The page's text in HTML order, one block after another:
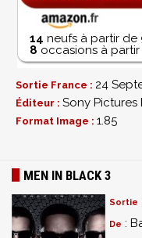
14 neufs à partir de
8 occasions à
Sortie France : 24
Éditeur : Sony Pictures
Format Image : 1.85
MEN IN BLACK 3
Sortie
De :